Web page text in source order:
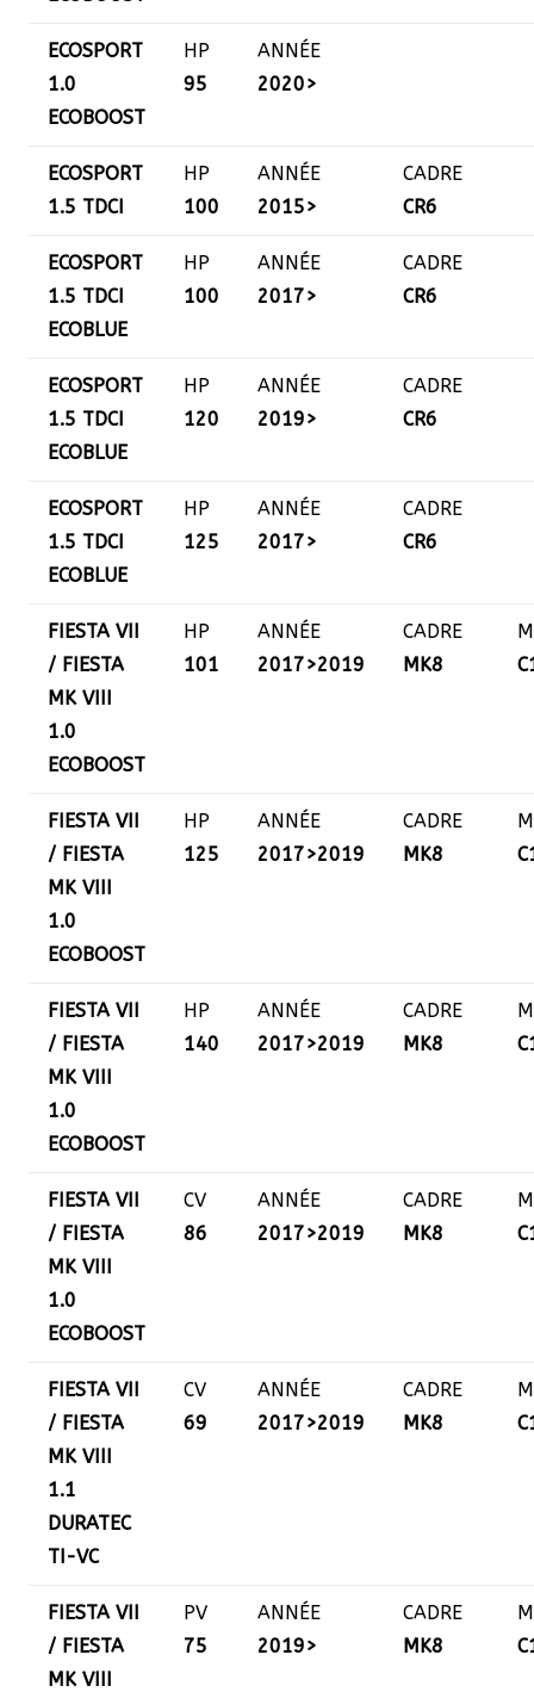
ECOSPORT
1.0
ECOBOOST
HP
95
ANNÉE
2020>
ECOSPORT
1.5 TDCI
HP
100
ANNÉE
2015>
CADRE
CR6
ECOSPORT
1.5 TDCI
ECOBLUE
HP
100
ANNÉE
2017>
CADRE
CR6
ECOSPORT
1.5 TDCI
ECOBLUE
HP
120
ANNÉE
2019>
CADRE
CR6
ECOSPORT
1.5 TDCI
ECOBLUE
HP
125
ANNÉE
2017>
CADRE
CR6
FIESTA VII
/ FIESTA
MK VIII
1.0
ECOBOOST
HP
101
ANNÉE
2017>2019
CADRE
MK8
FIESTA VII
/ FIESTA
MK VIII
1.0
ECOBOOST
HP
125
ANNÉE
2017>2019
CADRE
MK8
FIESTA VII
/ FIESTA
MK VIII
1.0
ECOBOOST
HP
140
ANNÉE
2017>2019
CADRE
MK8
FIESTA VII
/ FIESTA
MK VIII
1.0
ECOBOOST
CV
86
ANNÉE
2017>2019
CADRE
MK8
FIESTA VII
/ FIESTA
MK VIII
1.1
DURATEC
TI-VC
CV
69
ANNÉE
2017>2019
CADRE
MK8
FIESTA VII
/ FIESTA
MK VIII
PV
75
ANNÉE
2019>
CADRE
MK8